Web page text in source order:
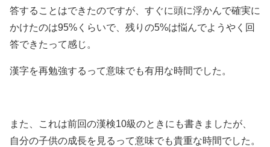
答することはできたのですが、すぐに頭に浮かんで確実に
かけたのは95%くらいで、残りの5%は悩んでようやく回
答できたって感じ。
漢字を再勉強するって意味でも有用な時間でした。
また、これは前回の漢検10級のときにも書きましたが、
自分の子供の成長を見るって意味でも貴重な時間でした。